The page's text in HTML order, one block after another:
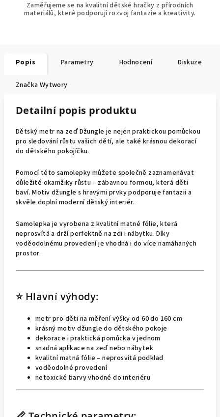
Zaměřujeme se na kvalitní dětské hračky z přírodních
materiálů, které podporují rozvoj fantazie a kreativity.
Popis Parametry Hodnocení Diskuze
Značka Wytwory
Detailní popis produktu
Dětský metr na zeď Džungle je nejen praktickou pomůckou
pro sledování růstu vašich dětí, ale také krásnou dekorací
do dětského pokojíčku.
Pomocí této samolepky můžete společně zaznamenávat
důležité okamžiky růstu – zábavnou formou, která děti
baví. Motiv džungle s hravými prvky podporuje fantazii a
skvěle doplní moderní dětský interiér.
Samolepka je vyrobena z kvalitní matné fólie, která
neprosvítá a drží perfektně na zdi i nábytku. Díky
voděodolnému provedení je vhodná i do více namáhaných
prostor.
⭐ Hlavní výhody:
metr pro děti na měření výšky od 60 do 160 cm
krásný motiv džungle do dětského pokoje
dekorace i praktická pomůcka v jednom
snadná aplikace na zeď nebo nábytek
kvalitní matná fólie – neprosvítá podklad
voděodolné provedení
netoxické barvy vhodné do interiéru